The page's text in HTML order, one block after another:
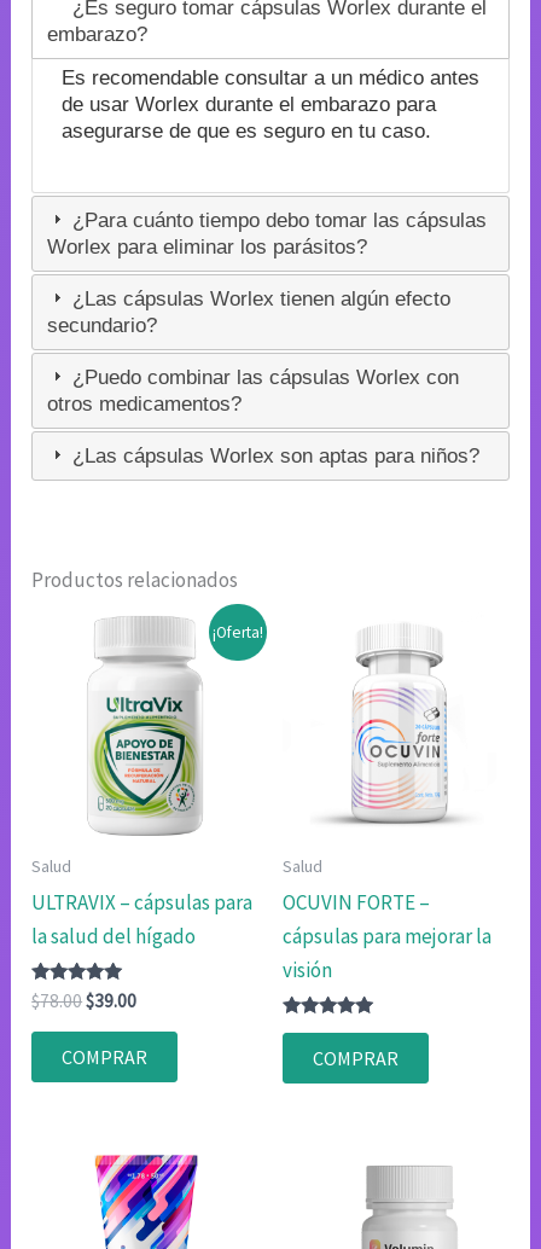
¿Es seguro tomar cápsulas Worlex durante el
embarazo?
Es recomendable consultar a un médico antes
de usar Worlex durante el embarazo para
asegurarse de que es seguro en tu caso.
¿Para cuánto tiempo debo tomar las cápsulas
Worlex para eliminar los parásitos?
¿Las cápsulas Worlex tienen algún efecto
secundario?
¿Puedo combinar las cápsulas Worlex con
otros medicamentos?
¿Las cápsulas Worlex son aptas para niños?
Productos relacionados
¡Oferta!
Salud
ULTRAVIX – cápsulas para
la salud del hígado
Valorado
con
4.80
de 5
$78.00El
original
era:
$39.00El
actual
es:
COMPRAR
Salud
OCUVIN FORTE –
cápsulas para mejorar la
visión
Valorado
4.80
de 5
COMPRAR